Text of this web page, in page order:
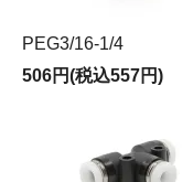
PEG3/16-1/4
506円(税込557円)